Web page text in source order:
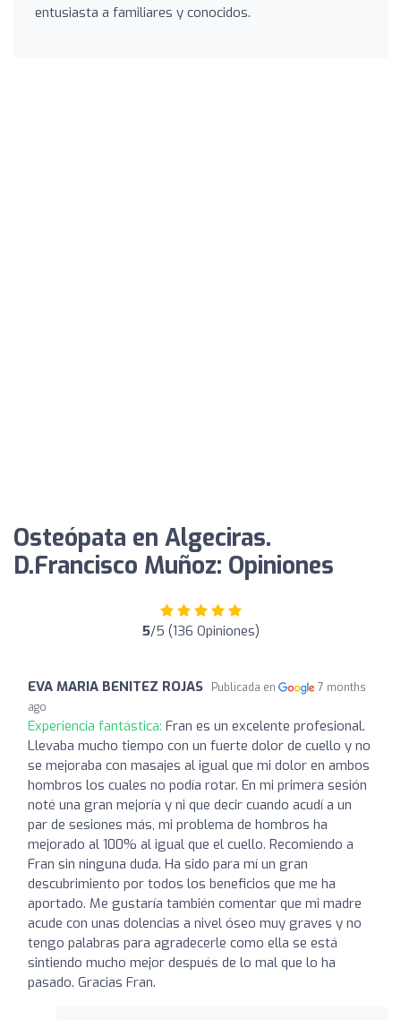
entusiasta a familiares y conocidos.
Osteópata en Algeciras.
D.Francisco Muñoz: Opiniones
5/5 (136 Opiniones)
EVA MARIA BENITEZ ROJAS Publicada en
7 months
ago
Experiencia fantástica: Fran es un excelente profesional.
Llevaba mucho tiempo con un fuerte dolor de cuello y no
se mejoraba con masajes al igual que mi dolor en ambos
hombros los cuales no podía rotar. En mi primera sesión
noté una gran mejoría y ni que decir cuando acudí a un
par de sesiones más, mi problema de hombros ha
mejorado al 100% al igual que el cuello. Recomiendo a
Fran sin ninguna duda. Ha sido para mí un gran
descubrimiento por todos los beneficios que me ha
aportado. Me gustaría también comentar que mi madre
acude con unas dolencias a nivel óseo muy graves y no
tengo palabras para agradecerle como ella se está
sintiendo mucho mejor después de lo mal que lo ha
pasado. Gracias Fran.